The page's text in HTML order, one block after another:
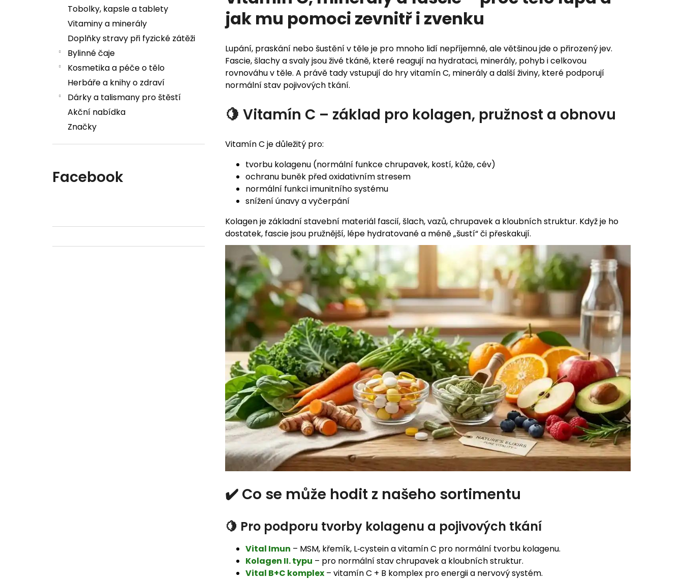
Tobolky, kapsle a tablety
Vitaminy a minerály
Doplňky stravy při fyzické zátěži
Bylinné čaje
Kosmetika a péče o tělo
Herbáře a knihy o zdraví
Dárky a talismany pro štěstí
Akční nabídka
Značky
Facebook
jak mu pomoci zevnitř i zvenku
Lupání, praskání nebo šustění v těle je pro mnoho lidí nepříjemné, ale většinou jde o přirozený jev.
Fascie, šlachy a svaly jsou živé tkáně, které reagují na hydrataci, minerály, pohyb i celkovou
rovnováhu v těle. A právě tady vstupují do hry vitamín C, minerály a další živiny, které podporují
normální stav pojivových tkání.
🍋 Vitamín C – základ pro kolagen, pružnost a obnovu
Vitamín C je důležitý pro:
tvorbu kolagenu (normální funkce chrupavek, kostí, kůže, cév)
ochranu buněk před oxidativním stresem
normální funkci imunitního systému
snížení únavy a vyčerpání
Kolagen je základní stavební materiál fascií, šlach, vazů, chrupavek a kloubních struktur. Když je ho
dostatek, fascie jsou pružnější, lépe hydratované a méně „šustí“ či přeskakují.
✔️ Co se může hodit z našeho sortimentu
🍋 Pro podporu tvorby kolagenu a pojivových tkání
Vital Imun – MSM, křemík, L‑cystein a vitamín C pro normální tvorbu kolagenu.
Kolagen II. typu – pro normální stav chrupavek a kloubních struktur.
Vital B+C komplex – vitamín C + B komplex pro energii a nervový systém.